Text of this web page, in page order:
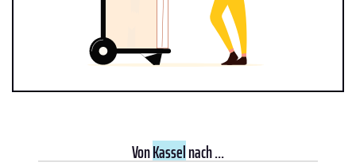
VonKasselnach ...